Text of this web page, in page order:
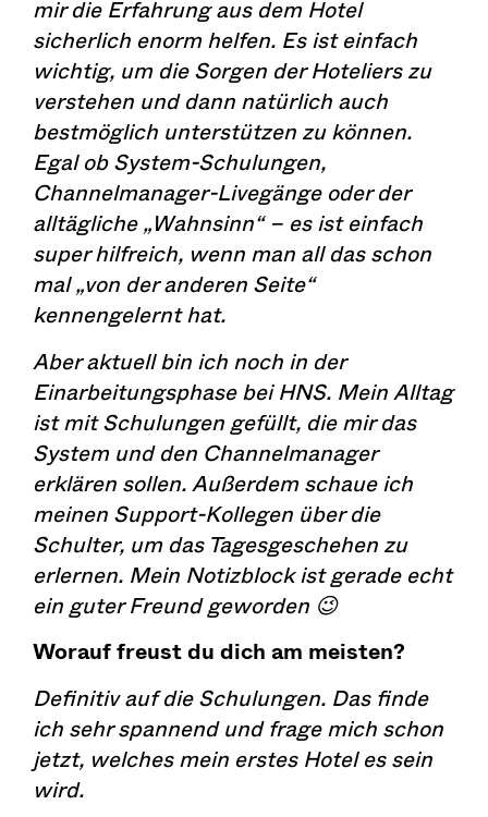
mir die Erfahrung aus dem Hotel
sicherlich enorm helfen. Es ist einfach
wichtig, um die Sorgen der Hoteliers zu
verstehen und dann natürlich auch
bestmöglich unterstützen zu können.
Egal ob System-Schulungen,
Channelmanager-Livegänge oder der
alltägliche „Wahnsinn“ – es ist einfach
super hilfreich, wenn man all das schon
mal „von der anderen Seite“
kennengelernt hat.
Aber aktuell bin ich noch in der
Einarbeitungsphase bei HNS. Mein Alltag
ist mit Schulungen gefüllt, die mir das
System und den Channelmanager
erklären sollen. Außerdem schaue ich
meinen Support-Kollegen über die
Schulter, um das Tagesgeschehen zu
erlernen. Mein Notizblock ist gerade echt
ein guter Freund geworden 😉
Worauf freust du dich am meisten?
Definitiv auf die Schulungen. Das finde
ich sehr spannend und frage mich schon
jetzt, welches mein erstes Hotel es sein
wird.